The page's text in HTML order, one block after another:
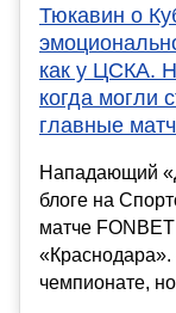
Тюкавин о
как у ЦСКА.
когда могли
главные
Нападающий
блоге на
матче
чемпионате,